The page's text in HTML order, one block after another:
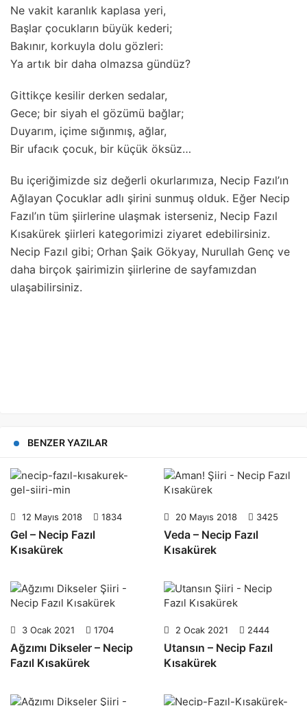
Ne vakit karanlık kaplasa yeri,
Başlar çocukların büyük kederi;
Bakınır, korkuyla dolu gözleri:
Ya artık bir daha olmazsa gündüz?
Gittikçe kesilir derken sedalar,
Gece; bir siyah el gözümü bağlar;
Duyarım, içime sığınmış, ağlar,
Bir ufacık çocuk, bir küçük öksüz…
Bu içeriğimizde siz değerli okurlarımıza, Necip Fazıl’ın
Ağlayan Çocuklar adlı şirini sunmuş olduk. Eğer Necip
Fazıl’ın tüm şiirlerine ulaşmak isterseniz, Necip Fazıl
Kısakürek şiirleri kategorimizi ziyaret edebilirsiniz.
Necip Fazıl gibi; Orhan Şaik Gökyay, Nurullah Genç ve
daha birçok şairimizin şiirlerine de sayfamızdan
ulaşabilirsiniz.
BENZER YAZILAR
12 Mayıs 2018 1834
Gel – Necip Fazıl
Kısakürek
20 Mayıs 2018 3425
Veda – Necip Fazıl
Kısakürek
3 Ocak 2021 1704
Ağzımı Dikseler – Necip
Fazıl Kısakürek
2 Ocak 2021 2444
Utansın – Necip Fazıl
Kısakürek